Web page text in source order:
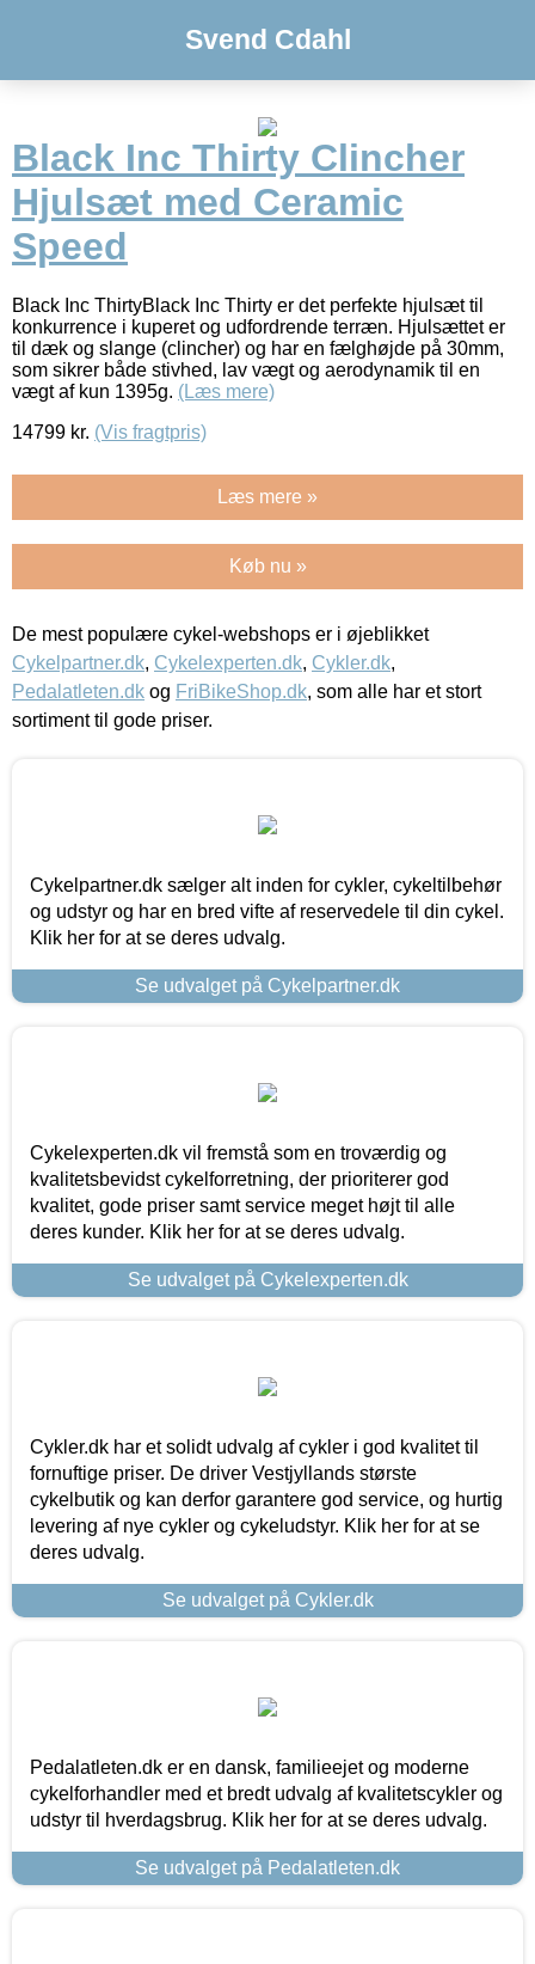
Svend Cdahl
Black Inc Thirty Clincher
Hjulsæt med Ceramic
Speed
Black Inc ThirtyBlack Inc Thirty er det perfekte hjulsæt til
konkurrence i kuperet og udfordrende terræn. Hjulsættet er
til dæk og slange (clincher) og har en fælghøjde på 30mm,
som sikrer både stivhed, lav vægt og aerodynamik til en
vægt af kun 1395g. (Læs mere)
14799 kr. (Vis fragtpris)
Læs mere »
Køb nu »
De mest populære cykel-webshops er i øjeblikket
Cykelpartner.dk, Cykelexperten.dk, Cykler.dk,
Pedalatleten.dk og FriBikeShop.dk, som alle har et stort
sortiment til gode priser.
Cykelpartner.dk sælger alt inden for cykler, cykeltilbehør
og udstyr og har en bred vifte af reservedele til din cykel.
Klik her for at se deres udvalg.
Se udvalget på Cykelpartner.dk
Cykelexperten.dk vil fremstå som en troværdig og
kvalitetsbevidst cykelforretning, der prioriterer god
kvalitet, gode priser samt service meget højt til alle
deres kunder. Klik her for at se deres udvalg.
Se udvalget på Cykelexperten.dk
Cykler.dk har et solidt udvalg af cykler i god kvalitet til
fornuftige priser. De driver Vestjyllands største
cykelbutik og kan derfor garantere god service, og hurtig
levering af nye cykler og cykeludstyr. Klik her for at se
deres udvalg.
Se udvalget på Cykler.dk
Pedalatleten.dk er en dansk, familieejet og moderne
cykelforhandler med et bredt udvalg af kvalitetscykler og
udstyr til hverdagsbrug. Klik her for at se deres udvalg.
Se udvalget på Pedalatleten.dk